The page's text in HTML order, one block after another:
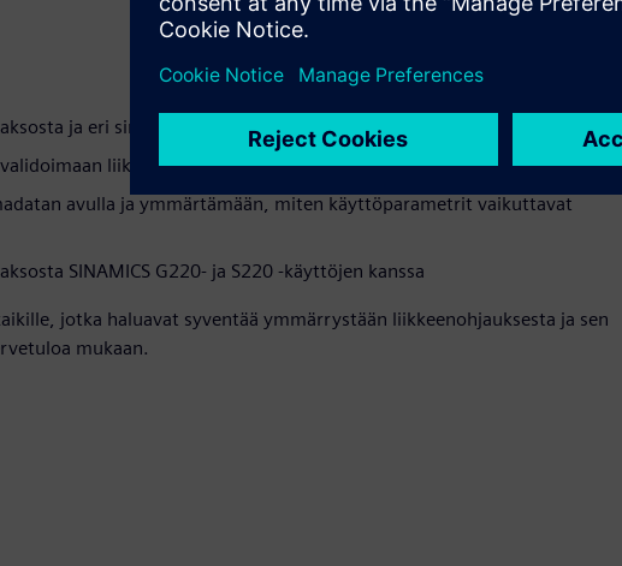
ja eri simulointitasoja liikkeenohjaussovelluksen kehityksessä
liikkeenohjauksen ohjelmaa ilman fyysistä laitteistoa
avulla ja ymmärtämään, miten käyttöparametrit vaikuttavat
SINAMICS G220- ja S220 -käyttöjen kanssa
jotka haluavat syventää ymmärrystään liikkeenohjauksesta ja sen
mukaan.